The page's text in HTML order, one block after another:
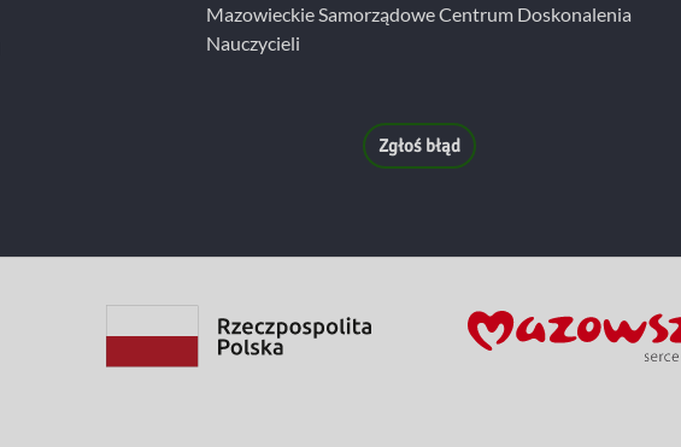
Mazowieckie Samorządowe Centrum Doskonalenia
Nauczycieli
Zgłoś błąd